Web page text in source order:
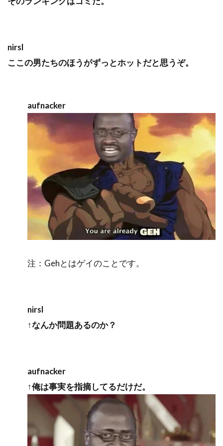
nirsl
ここの男たちのほうがずっとホットだと思うぞ。
aufnacker
注：Gehとはゲイのことです。
nirsl
↑なんか問題あるのか？
aufnacker
↑俺は事実を指摘してるだけだ。